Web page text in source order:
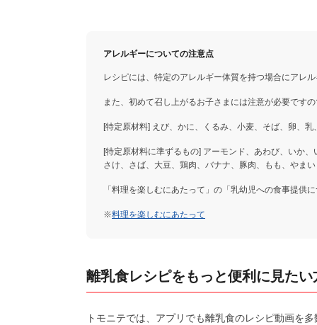
アレルギーについての注意点
レシピには、特定のアレルギー体質を持つ場合にアレ
また、初めて召し上がるお子さまには注意が必要です
[特定原材料] えび、かに、くるみ、小麦、そば、卵、乳
[特定原材料に準ずるもの] アーモンド、あわび、いか
さけ、さば、大豆、鶏肉、バナナ、豚肉、もも、やま
「料理を楽しむにあたって」の「乳幼児への食事提供
※料理を楽しむにあたって
離乳食レシピをもっと便利に見たい
トモニテでは、アプリでも離乳食のレシピ動画を